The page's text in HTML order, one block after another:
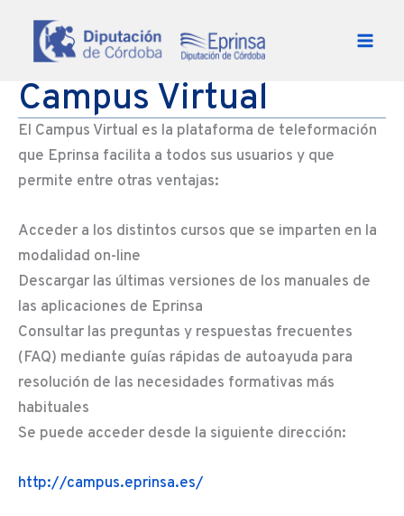
Campus Virtual
El Campus Virtual es la plataforma de teleformación
que Eprinsa facilita a todos sus usuarios y que
permite entre otras ventajas:
Acceder a los distintos cursos que se imparten en la
modalidad on-line
Descargar las últimas versiones de los manuales de
las aplicaciones de Eprinsa
Consultar las preguntas y respuestas frecuentes
(FAQ) mediante guías rápidas de autoayuda para
resolución de las necesidades formativas más
habituales
Se puede acceder desde la siguiente dirección:
http://campus.eprinsa.es/